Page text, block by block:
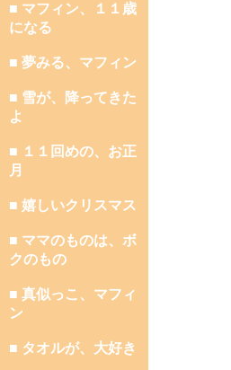
■ マフィン、１１歳
になる
■ 夢みる、マフィン
■ 雪が、降ってきた
よ
■ １１回めの、お正
月
■ 嬉しいクリスマス
■ ママのものは、ボ
クのもの
■ 真似っこ、マフィ
ン
■ タオルが、大好き